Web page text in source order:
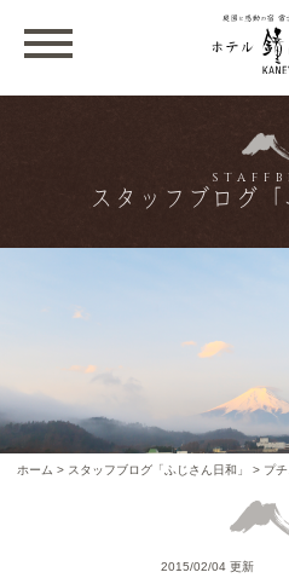
スタッフブログ「
ホーム > スタッフブログ「ふじさん日和」 > プ
2015/02/04 更新